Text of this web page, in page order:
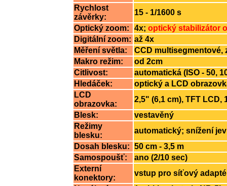
Rychlost
závěrky:
15 - 1/1600 s
Optický zoom:
4x; optický stabilizátor
Digitální zoom: až 4x
Měření světla:
CCD multisegmentové,
Makro režim:
od 2cm
Citlivost:
automatická (ISO - 50,
Hledáček:
optický a LCD
LCD
obrazovka:
2,5" (6,1 cm), TFT LCD,
Blesk:
vestavěný
Režimy
blesku:
automatický; snížení
Dosah blesku: 50 cm - 3,5 m
Samospoušť:
ano (2/10 sec)
Externí
konektory:
vstup pro síťový